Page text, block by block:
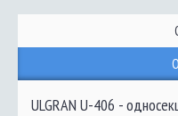
ULGRAN U-406 -